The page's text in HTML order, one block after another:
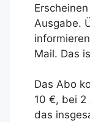
Ausgabe.
Mail. Das
Das Abo
10 €, bei 2
das